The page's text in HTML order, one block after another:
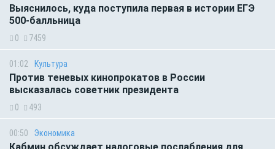
Выяснилось, куда поступила первая в истории ЕГЭ
500-балльница
0 7459
01:02 Культура
Против теневых кинопрокатов в России
высказалась советник президента
0 493
00:50 Экономика